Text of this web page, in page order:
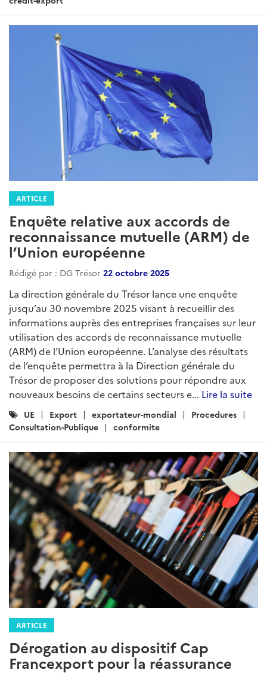
ARTICLE
Enquête relative aux accords de
reconnaissance mutuelle (ARM) de
l’Union européenne
Rédigé par : DG Trésor 22 octobre 2025
La direction générale du Trésor lance une enquête
jusqu’au 30 novembre 2025 visant à recueillir des
informations auprès des entreprises françaises sur leur
utilisation des accords de reconnaissance mutuelle
(ARM) de l’Union européenne. L’analyse des résultats
de l’enquête permettra à la Direction générale du
Trésor de proposer des solutions pour répondre aux
nouveaux besoins de certains secteurs e... Lire la suite
Catégories
:
UE Export exportateur-mondial
Procedures
Consultation-Publique
conformite
ARTICLE
Dérogation au dispositif Cap
Francexport pour la réassurance